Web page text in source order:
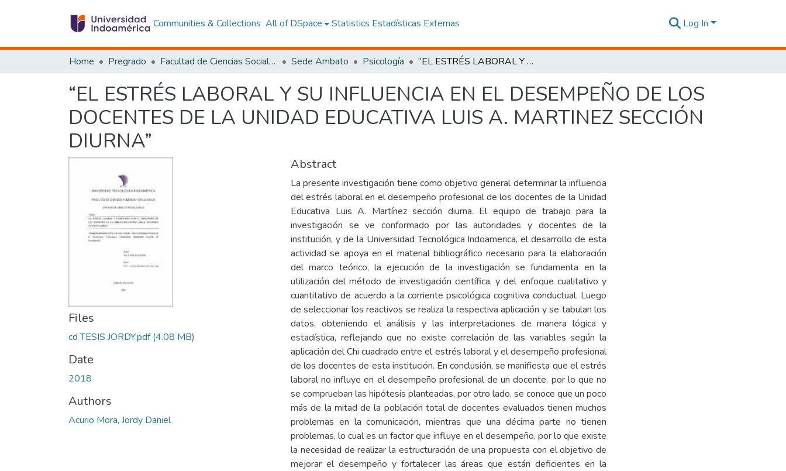
Communities & Collections All of DSpace Statistics Estadísticas Externas Log In
Home Pregrado Facultad de Ciencias Sociales y Humanas Sede Ambato Psicología “EL ESTRÉS LABORAL Y SU INFLUENCIA EN EL DESEMPEÑO DE LOS DOCENTES DE LA UNIDAD EDUCATIVA LUIS A. MARTINEZ SECCIÓN DIURNA”
“EL ESTRÉS LABORAL Y SU INFLUENCIA EN EL DESEMPEÑO DE LOS
DOCENTES DE LA UNIDAD EDUCATIVA LUIS A. MARTINEZ SECCIÓN
DIURNA”
Files
cd TESIS JORDY.pdf(4.08 MB)
Date
2018
Authors
Acurio Mora, Jordy Daniel
Abstract
La presente investigación tiene como objetivo general determinar la influencia
del estrés laboral en el desempeño profesional de los docentes de la Unidad
Educativa Luis A. Martínez sección diurna. El equipo de trabajo para la
investigación se ve conformado por las autoridades y docentes de la
institución, y de la Universidad Tecnológica Indoamerica, el desarrollo de esta
actividad se apoya en el material bibliográfico necesario para la elaboración
del marco teórico, la ejecución de la investigación se fundamenta en la
utilización del método de investigación científica, y del enfoque cualitativo y
cuantitativo de acuerdo a la corriente psicológica cognitiva conductual. Luego
de seleccionar los reactivos se realiza la respectiva aplicación y se tabulan los
datos, obteniendo el análisis y las interpretaciones de manera lógica y
estadística, reflejando que no existe correlación de las variables según la
aplicación del Chi cuadrado entre el estrés laboral y el desempeño profesional
de los docentes de esta institución. En conclusión, se manifiesta que el estrés
laboral no influye en el desempeño profesional de un docente, por lo que no
se comprueban las hipótesis planteadas, por otro lado, se conoce que un poco
más de la mitad de la población total de docentes evaluados tienen muchos
problemas en la comunicación, mientras que una décima parte no tienen
problemas, lo cual es un factor que influye en el desempeño, por lo que existe
la necesidad de realizar la estructuración de una propuesta con el objetivo de
mejorar el desempeño y fortalecer las áreas que están deficientes en la